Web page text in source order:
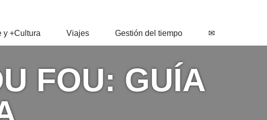
y +Cultura Viajes Gestión del tiempo ✉
FOU: GUÍA